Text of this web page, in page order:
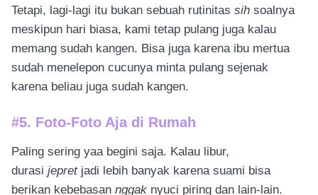
Tetapi, lagi-lagi itu bukan sebuah rutinitas sih soalnya
meskipun hari biasa, kami tetap pulang juga kalau
memang sudah kangen. Bisa juga karena ibu mertua
sudah menelepon cucunya minta pulang sejenak
karena beliau juga sudah kangen.
#5. Foto-Foto Aja di Rumah
Paling sering yaa begini saja. Kalau libur,
durasi jepret jadi lebih banyak karena suami bisa
berikan kebebasan nggak nyuci piring dan lain-lain.